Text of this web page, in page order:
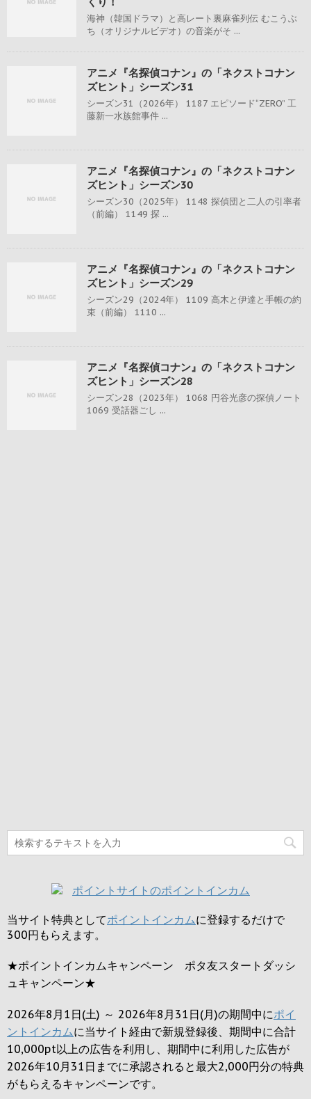
海神（韓国ドラマ）と高レート裏麻雀列伝 むこうぶ
ち（オリジナルビデオ）の音楽がそ ...
アニメ『名探偵コナン』の「ネクストコナン
ズヒント」シーズン31
シーズン31（2026年） 1187 エピソード“ZERO” 工
藤新一水族館事件 ...
アニメ『名探偵コナン』の「ネクストコナン
ズヒント」シーズン30
シーズン30（2025年） 1148 探偵団と二人の引率者
（前編） 1149 探 ...
アニメ『名探偵コナン』の「ネクストコナン
ズヒント」シーズン29
シーズン29（2024年） 1109 高木と伊達と手帳の約
束（前編） 1110 ...
アニメ『名探偵コナン』の「ネクストコナン
ズヒント」シーズン28
シーズン28（2023年） 1068 円谷光彦の探偵ノート
1069 受話器ごし ...
当サイト特典としてポイントインカムに登録するだけで
300円 もらえます。
★ポイントインカムキャンペーン ポタ友スタートダッシ
ュキャンペーン★
2026年8月1日(土) ～ 2026年8月31日(月)の期間中にポイ
ントインカムに当サイト経由で新規登録後、期間中に合計
10,000pt以上の広告を利用し、期間中に利用した広告が
2026年10月31日までに承認されると最大2,000円分の特典
がもらえるキャンペーンです。